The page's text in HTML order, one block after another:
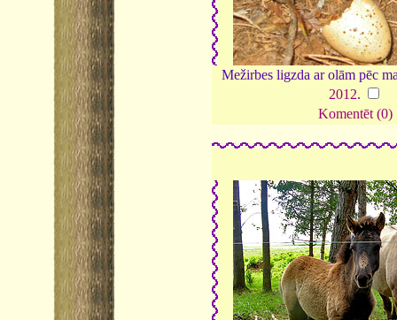
Mežirbes ligzda ar olām pēc
2012.
Komentēt (0)